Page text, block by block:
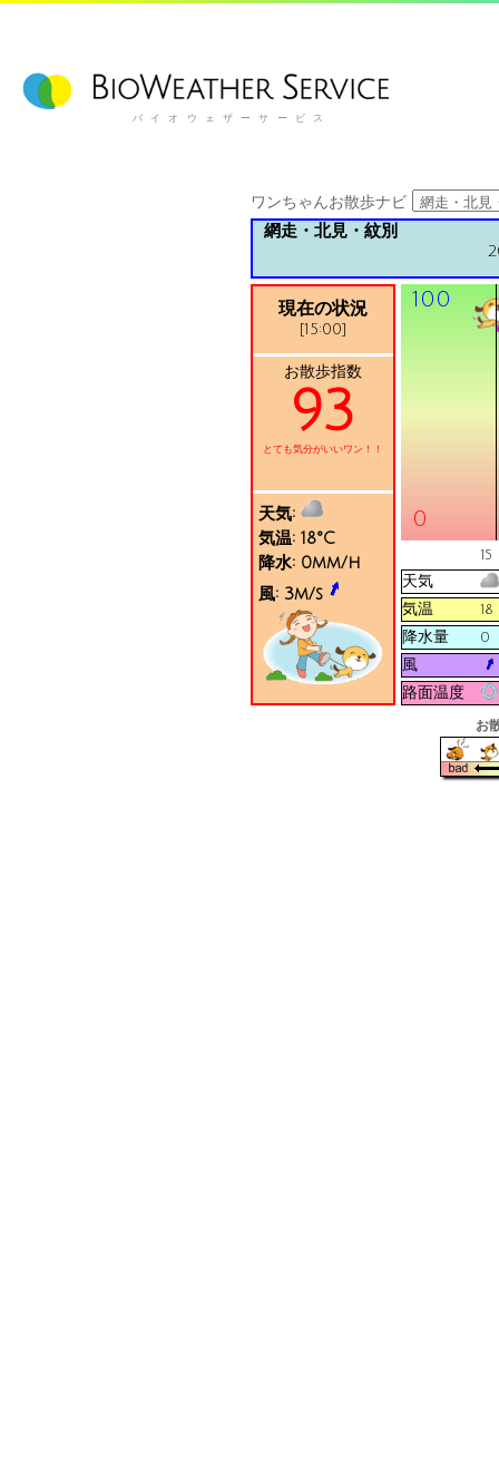
バイオウェザーサービス
ワンちゃんお散歩ナビ
網走・北見・紋別
現在の状況
[15:00]
お散歩指数
93
とても気分がいいワン！！
天気:
気温: 18°C
降水: 0mm/h
風: 3m/s
100
0
15
天気
気温
18
降水量 0
風
路面温度
お